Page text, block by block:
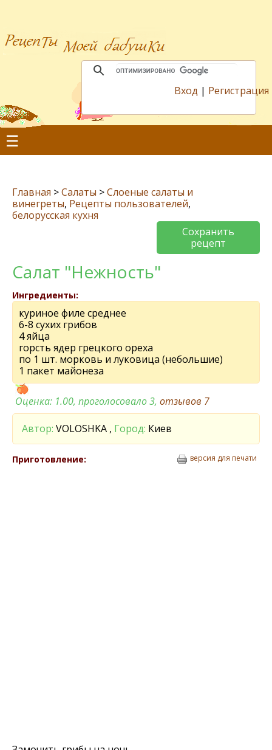
Вход | Регистрация
☰
Главная >Салаты >Слоеные салаты и
винегреты, Рецепты пользователей,
белорусская кухня
Сохранить
рецепт
Салат "Нежность"
Ингредиенты:
куриное филе среднее
6-8 сухих грибов
4 яйца
горсть ядер грецкого ореха
по 1 шт. морковь и луковица (небольшие)
1 пакет майонеза
Оценка: 1.00, проголосовало 3, отзывов 7
Автор: VOLOSHKA , Город: Киев
Приготовление: версия для печати